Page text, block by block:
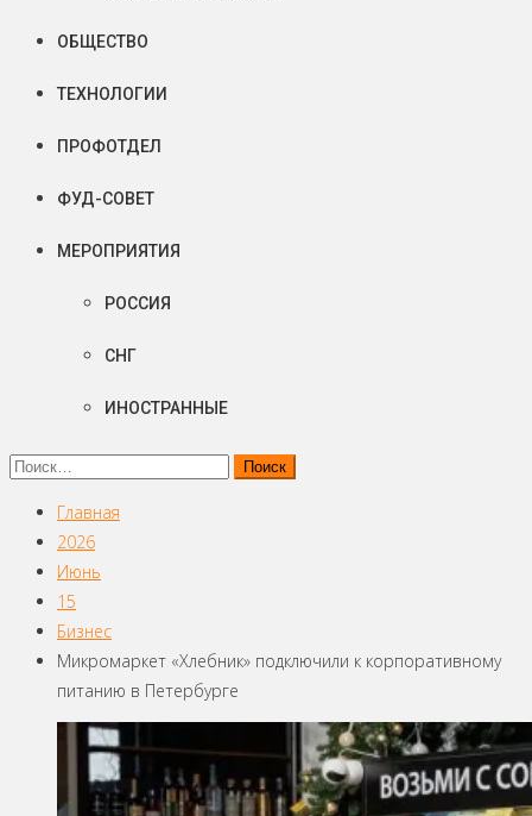
ОБЩЕСТВО
ТЕХНОЛОГИИ
ПРОФОТДЕЛ
ФУД-СОВЕТ
МЕРОПРИЯТИЯ
РОССИЯ
СНГ
ИНОСТРАННЫЕ
Найти:
Главная
2026
Июнь
15
Бизнес
Микромаркет «Хлебник» подключили к корпоративному
питанию в Петербурге